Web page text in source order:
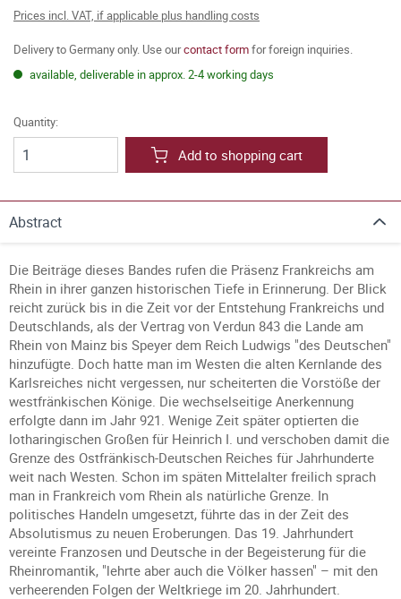
Prices incl. VAT, if applicable plus handling costs
Delivery to Germany only. Use ourcontact formfor foreign inquiries.
available, deliverable in approx. 2-4 working days
Quantity:
Add to shopping cart
Abstract
Die Beiträge dieses Bandes rufen die Präsenz Frankreichs am
Rhein in ihrer ganzen historischen Tiefe in Erinnerung. Der Blick
reicht zurück bis in die Zeit vor der Entstehung Frankreichs und
Deutschlands, als der Vertrag von Verdun 843 die Lande am
Rhein von Mainz bis Speyer dem Reich Ludwigs "des Deutschen"
hinzufügte. Doch hatte man im Westen die alten Kernlande des
Karlsreiches nicht vergessen, nur scheiterten die Vorstöße der
westfränkischen Könige. Die wechselseitige Anerkennung
erfolgte dann im Jahr 921. Wenige Zeit später optierten die
lotharingischen Großen für Heinrich I. und verschoben damit die
Grenze des Ostfränkisch-Deutschen Reiches für Jahrhunderte
weit nach Westen. Schon im späten Mittelalter freilich sprach
man in Frankreich vom Rhein als natürliche Grenze. In
politisches Handeln umgesetzt, führte das in der Zeit des
Absolutismus zu neuen Eroberungen. Das 19. Jahrhundert
vereinte Franzosen und Deutsche in der Begeisterung für die
Rheinromantik, "lehrte aber auch die Völker hassen" – mit den
verheerenden Folgen der Weltkriege im 20. Jahrhundert.